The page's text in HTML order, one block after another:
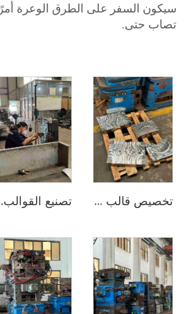
سيكون السفر على الطرق الوعرة
تصاب حتى.
تخصيص قالب صب الألمنيوم تصنيع